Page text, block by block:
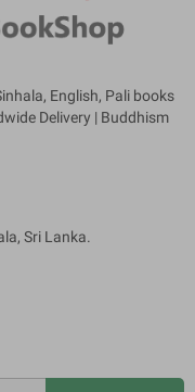
English, Pali books
Delivery | Buddhism
Sri Lanka.